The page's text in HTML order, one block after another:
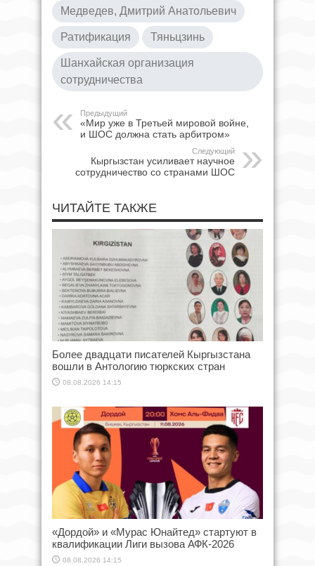
Медведев, Дмитрий Анатольевич
Ратификация Тяньцзинь
Шанхайская организация
сотрудничества
Предыдущий
«Мир уже в Третьей мировой войне,
и ШОС должна стать арбитром»
Следующий
Кыргызстан усиливает научное
сотрудничество со странами ШОС
ЧИТАЙТЕ ТАКЖЕ
Более двадцати писателей Кыргызстана
вошли в Антологию тюркских стран
08.08.2026 14:15
«Дордой» и «Мурас Юнайтед» стартуют в
квалификации Лиги вызова АФК-2026
08.08.2026 14:15